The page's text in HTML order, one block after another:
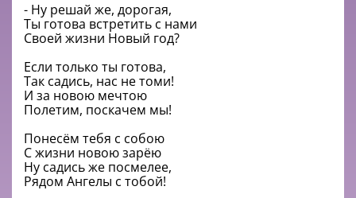
- Ну решай же, дорогая,
Ты готова встретить с нами
Своей жизни Новый год?
Если только ты готова,
Так садись, нас не томи!
И за новою мечтою
Полетим, поскачем мы!
Понесём тебя с собою
С жизни новою зарёю
Ну садись же посмелее,
Рядом Ангелы с тобой!